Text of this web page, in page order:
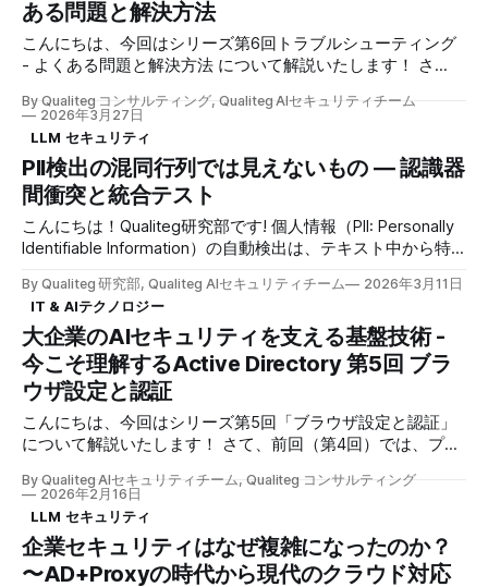
しました。 サイバーセキュリティ能力で人類トップ層に到
達したとされる、フロンティアモデルです。 Anthropic
は"gated research preview"として、Project Glasswingのロ
Google、JPMorganChase、Microsoft、NVIDIAなど)に加
え、重要ソフトウェアインフラを担う40超の追加組織に限定
して提供しており、一般公開はしていません(Anthropic公式)
ある問題と解決方法
こんにちは、今回はシリーズ第6回トラブルシューティング
- よくある問題と解決方法 について解説いたします！ さ
ように動作するかを解説しました。 「イントラネットゾー
ン」という概念を理解することで、同じサーバーでもURLの
書き方（NetBIOS名、FQDN、IPアドレス）によって認証動作
が変わる理由が明確になったかと思います。また、
Chrome/Firefoxではデフォルトで統合認証が無効になってい
る理由と、グループポリシーによる一括設定方法も学びまし
た。 しかし、設定が完璧なはずなのに「なぜかうまく動か
ない」という場面は、実際の現場では必ず訪れます。 「最
近、ファイルサーバーへのアクセスが遅い」「金曜日は使え
たのに、月曜日の朝にログインできない」「特定のサービス
だけKerberosが失敗する」——これらはヘルプデスクに日々
寄せられる典型的な問い合わせです。 原因はKerberosの失
敗、時刻のずれ、SPNの設定ミス、DNS関連の問題など多岐
にわたりますが、体系的にトラブルシューティングすること
で必ず解決できます。
By Qualiteg コンサルティング, Qualiteg AIセキュリティチーム
2026年3月27日
LLM セキュリティ
PII検出の混同行列では見えないもの ― 認識器
間衝突と統合テスト
こんにちは！Qualiteg研究部です! 個人情報（PII: Personally
Identifiable Information）の自動検出は、テキスト中から特
る問題として捉えることができます。 電話番号、人名、口
座番号、金額表現など、検出対象のPIIタイプが増えるにつれ
て、単一の手法ではカバーしきれなくなり、性質の異なる複
数の認識器（Recognizer）を組み合わせるマルチレイヤー構
成が採用されるのが一般的です。 本稿で想定しているの
は、ユーザーが海外製LLMにチャットを送信する直前に、そ
の内容に個人情報や機密情報が含まれていないかをリアルタ
イムに検査するユースケースです。 この場面では、検出精
精度なLLMやBERT系モデル、NERベースの手法は有力です
が、送信前チェックの第一層として常時適用するには、レイ
テンシやコストの面で不利になることがあります。 そのた
め、本システムでは、正規表現、辞書、軽量なルールベース
認識器を組み合わせた超高速な第一層を設け、そ
By Qualiteg 研究部, Qualiteg AIセキュリティチーム 2026年3月11日
IT & AIテクノロジー
大企業のAIセキュリティを支える基盤技術 -
今こそ理解するActive Directory 第5回 ブラ
ウザ設定と認証
こんにちは、今回はシリーズ第5回「ブラウザ設定と認証」
について解説いたします！ さて、前回（第4回）では、プロ
Claudeへのアクセスを「誰が」行ったかを確実に特定する仕
組みを解説しました。「信頼の連鎖」の概念や、Windows版
Squidなら1時間で構築できる環境、Negotiate/NTLM/Basicと
いう3段階の認証フォールバック機構について理解いただけ
たかと思います。 しかし、せっかくサーバー側で完璧な統
By Qualiteg AIセキュリティチーム, Qualiteg コンサルティング
2026年2月16日
LLM セキュリティ
企業セキュリティはなぜ複雑になったのか？
〜AD+Proxyの時代から現代のクラウド対応